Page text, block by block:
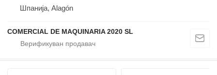
Шпанија, Alagón
COMERCIAL DE MAQUINARIA 2020 SL